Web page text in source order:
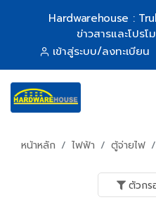
Hardwarehouse :
ข่าวสารและโปรโ
เข้าสู่ระบบ/ลงทะเบียน
หน้าหลัก ไฟฟ้า ตู้จ่ายไฟ
ตัวกร